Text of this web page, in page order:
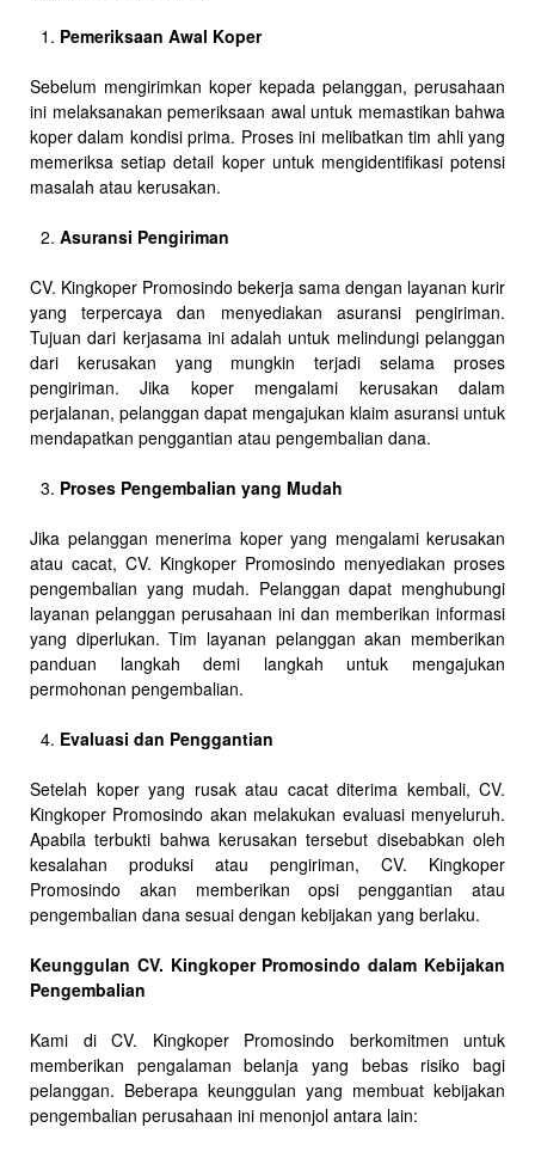
Pemeriksaan Awal Koper
Sebelum mengirimkan koper kepada pelanggan, perusahaan
ini melaksanakan pemeriksaan awal untuk memastikan bahwa
koper dalam kondisi prima. Proses ini melibatkan tim ahli yang
memeriksa setiap detail koper untuk mengidentifikasi potensi
masalah atau kerusakan.
Asuransi Pengiriman
CV. Kingkoper Promosindo bekerja sama dengan layanan kurir
yang terpercaya dan menyediakan asuransi pengiriman.
Tujuan dari kerjasama ini adalah untuk melindungi pelanggan
dari kerusakan yang mungkin terjadi selama proses
pengiriman. Jika koper mengalami kerusakan dalam
perjalanan, pelanggan dapat mengajukan klaim asuransi untuk
mendapatkan penggantian atau pengembalian dana.
Proses Pengembalian yang Mudah
Jika pelanggan menerima koper yang mengalami kerusakan
atau cacat, CV. Kingkoper Promosindo menyediakan proses
pengembalian yang mudah. Pelanggan dapat menghubungi
layanan pelanggan perusahaan ini dan memberikan informasi
yang diperlukan. Tim layanan pelanggan akan memberikan
panduan langkah demi langkah untuk mengajukan
permohonan pengembalian.
Evaluasi dan Penggantian
Setelah koper yang rusak atau cacat diterima kembali, CV.
Kingkoper Promosindo akan melakukan evaluasi menyeluruh.
Apabila terbukti bahwa kerusakan tersebut disebabkan oleh
kesalahan produksi atau pengiriman, CV. Kingkoper
Promosindo akan memberikan opsi penggantian atau
pengembalian dana sesuai dengan kebijakan yang berlaku.
Keunggulan CV. Kingkoper Promosindo dalam Kebijakan
Pengembalian
Kami di CV. Kingkoper Promosindo berkomitmen untuk
memberikan pengalaman belanja yang bebas risiko bagi
pelanggan. Beberapa keunggulan yang membuat kebijakan
pengembalian perusahaan ini menonjol antara lain: